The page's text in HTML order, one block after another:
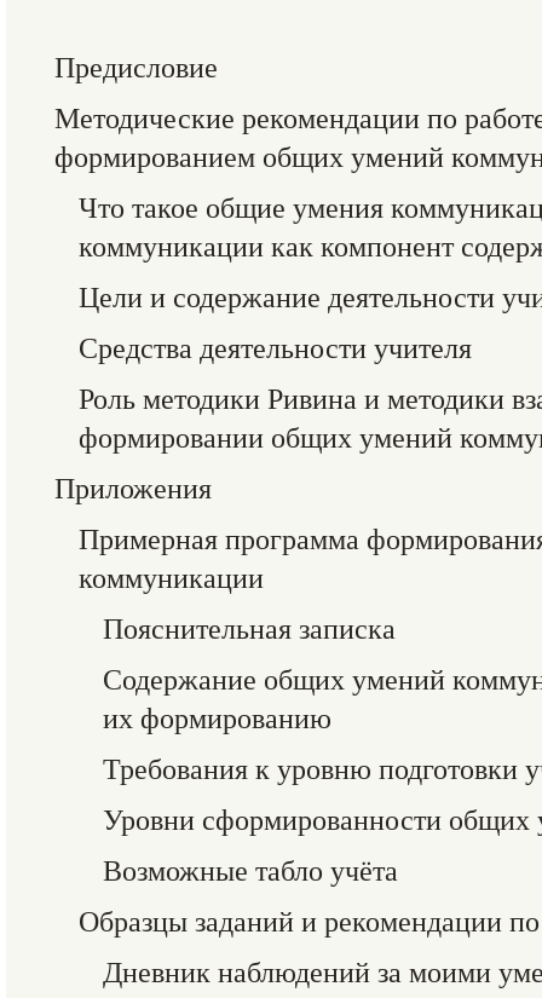
Предисловие
Методические рекомендации по
формированием общих умений
Что такое общие умения
коммуникации как компонент
Цели и содержание деятельности
Средства деятельности учителя
Роль методики Ривина и методики
формировании общих умений
Приложения
Примерная программа
коммуникации
Пояснительная записка
Содержание общих умений
их формированию
Требования к уровню подготовки
Уровни сформированности
Возможные табло учёта
Образцы заданий и рекомендации
Дневник наблюдений за моими